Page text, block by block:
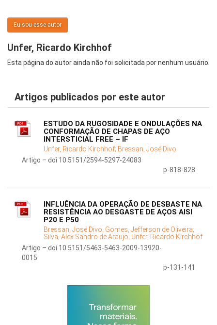
Eu sou esse autor
Unfer, Ricardo Kirchhof
Esta página do autor ainda não foi solicitada por nenhum usuário.
Artigos publicados por este autor
ESTUDO DA RUGOSIDADE E ONDULAÇÕES NA
CONFORMAÇÃO DE CHAPAS DE AÇO
INTERSTICIAL FREE – IF
Unfer, Ricardo Kirchhof; Bressan, José Divo
Artigo – doi 10.5151/2594-5297-24083
p-818-828
INFLUÊNCIA DA OPERAÇÃO DE DESBASTE NA
RESISTÊNCIA AO DESGASTE DE AÇOS AISI
P20 E P50
Bressan, José Divo; Gomes, Jefferson de Oliveira;
Silva, Alex Sandro de Araujo; Unfer, Ricardo Kirchhof
Artigo – doi 10.5151/5463-5463-2009-13920-
0015
p-131-141